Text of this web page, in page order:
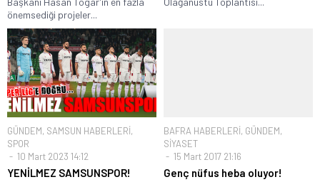
önemsediği projeler...
GÜNDEM, SAMSUN HABERLERİ,
SPOR
10 Mart 2023 14:12
YENİLMEZ SAMSUNSPOR!
BAFRA HABERLERİ, GÜNDEM,
SİYASET
15 Mart 2017 21:16
Genç nüfus heba oluyor!